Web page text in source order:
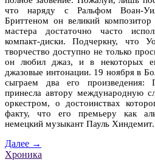
что наряду с Ральфом Воан-
Бриттеном он великий
мастера достаточно часто
компакт-диски. Подчеркну, что
творчество доступно не только
он любил джаз, и в некоторых
джазовые интонации. 19 ноября в
сыграем два его
принесла автору международную
оркестром, о достоинствах
факту, что его премьеру как
немецкий музыкант Пауль Хиндемит.
Далее →
Хроника